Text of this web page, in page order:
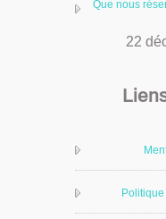
Que nous
22